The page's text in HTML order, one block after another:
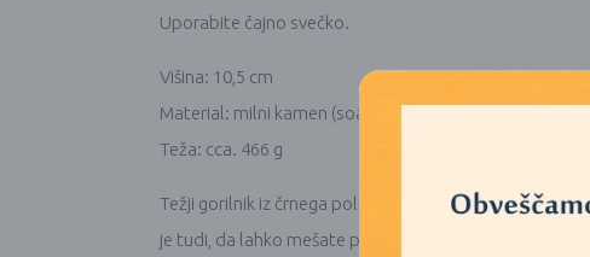
Uporabite čajno svečko.
Višina: 10,5 cm
Material: milni kamen (soapstone)
Teža: cca. 466 g
Težji gorilnik iz črnega poliranega milnega kamna,
je tudi, da lahko mešate poljubno kombinacijo kadila in